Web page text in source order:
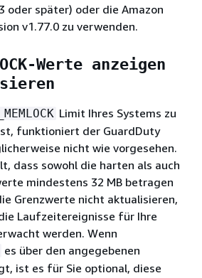
oder später) oder die Amazon
v1.77.0 zu verwenden.
Werte anzeigen
Limit Ihres Systems zu
funktioniert der GuardDuty
nicht wie vorgesehen.
dass sowohl die harten als auch
mindestens 32 MB betragen
Grenzwerte nicht aktualisieren,
Laufzeitereignisse für Ihre
werden. Wenn
es über den angegebenen
ist es für Sie optional, diese